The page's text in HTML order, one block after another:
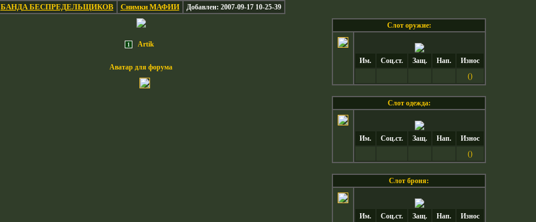
БАНДА БЕСПРЕДЕЛЬЩИКОВ Снимки МАФИИ Добавлен: 2007-09-17 10-25-39
1 Artik
Аватар для форума
Слот оружие:
Им. Соц.ст. Защ. Нап.
Износ
()
Слот одежда:
Им. Соц.ст. Защ. Нап.
Износ
()
Слот броня:
Им. Соц.ст. Защ. Нап.
Износ